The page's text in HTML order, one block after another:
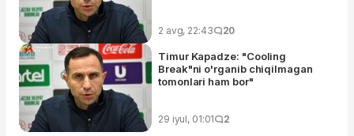
2 avg, 22:43 20
Timur Kapadze: "Cooling
Break"ni o'rganib chiqilmagan
tomonlari ham bor"
29 iyul, 01:01 2